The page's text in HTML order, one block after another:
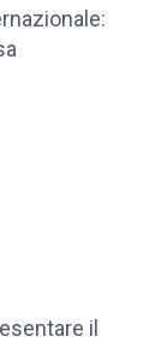
il